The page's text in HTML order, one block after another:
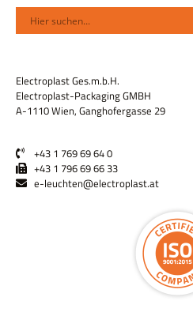
Electroplast Ges.m.b.H.
Electroplast-Packaging GMBH
A-1110 Wien, Ganghofergasse 29
+43 1 769 69 64 0
+43 1 796 69 66 33
e-leuchten@electroplast.at